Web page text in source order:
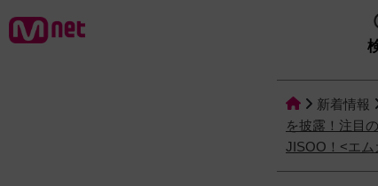
新着情報
を披露！注目
JISOO！<エム